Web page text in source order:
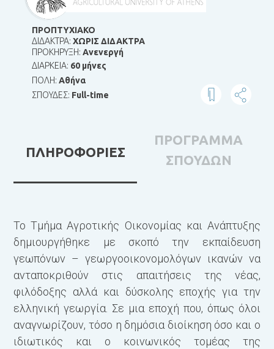
ΠΡΟΠΤΥΧΙΑΚΟ
ΔΙΔΑΚΤΡΑ:ΧΩΡΙΣ ΔΙΔΑΚΤΡΑ
ΠΡΟΚΗΡΥΞΗ:Ανενεργή
ΔΙΑΡΚΕΙΑ: 60 μήνες
ΠΟΛΗ:Αθήνα
ΣΠΟΥΔΕΣ: Full-time
ΠΛΗΡΟΦΟΡΙΕΣ
ΠΡΟΓΡΑΜΜΑ
ΣΠΟΥΔΩΝ
Το Τμήμα Αγροτικής Οικονομίας και Ανάπτυξης
δημιουργήθηκε με σκοπό την εκπαίδευση
γεωπόνων – γεωργοοικονομολόγων ικανών να
ανταποκριθούν στις απαιτήσεις της νέας,
φιλόδοξης αλλά και δύσκολης εποχής για την
ελληνική γεωργία. Σε μια εποχή που, όπως όλοι
αναγνωρίζουν, τόσο η δημόσια διοίκηση όσο και ο
ιδιωτικός και ο κοινωνικός τομέας της